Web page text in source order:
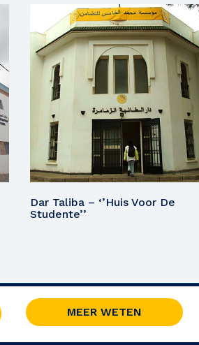
Dar Taliba – ‘’Huis Voor De
Studente’’
MEER WETEN